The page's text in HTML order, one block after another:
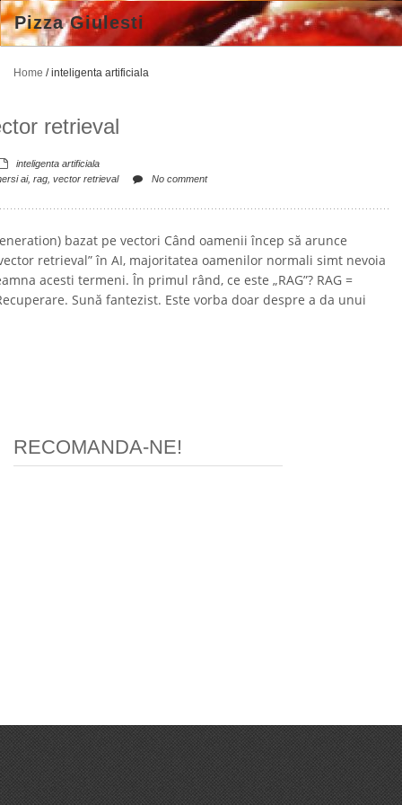
Pizza Giulesti
Home / inteligenta artificiala
retrieval
inteligenta artificiala
ai, rag vector retrieval No comment
bazat pe vectori Când oamenii încep să arunce
retrieval” în AI, majoritatea oamenilor normali simt nevoia
acesti termeni. În primul rând, ce este „RAG”? RAG =
Sună fantezist. Este vorba doar despre a da unui
RECOMANDA-NE!